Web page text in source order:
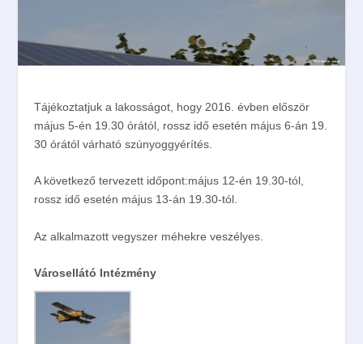
Tájékoztatjuk a lakosságot, hogy 2016. évben először
május 5-én 19.30 órától, rossz idő esetén május 6-án 19.
30 órától várható szúnyoggyérítés.
A következő tervezett időpont:május 12-én 19.30-tól,
rossz idő esetén május 13-án 19.30-tól.
Az alkalmazott vegyszer méhekre veszélyes.
Városellátó Intézmény